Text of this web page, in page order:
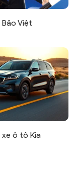
Bảo Việt
xe ô tô Kia